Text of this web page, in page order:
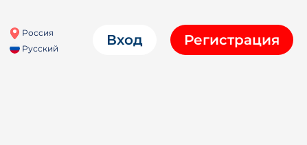
Россия
Русский
Вход Регистрация